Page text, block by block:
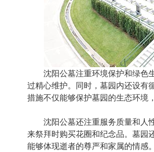
沈阳公墓注重环境保护和绿色
过精心维护。同时，墓园内还设有
措施不仅能够保护墓园的生态环境
沈阳公墓还注重服务质量和人
来祭拜时购买花圈和纪念品。墓园
能够体现逝者的尊严和家属的情感